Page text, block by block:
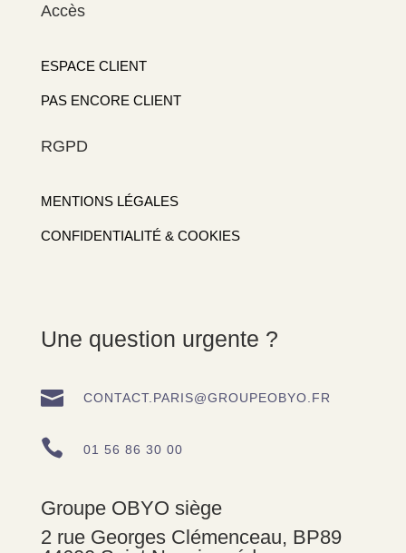
Accès
ESPACE CLIENT
PAS ENCORE CLIENT
RGPD
MENTIONS LÉGALES
CONFIDENTIALITÉ & COOKIES
Une question urgente ?
 CONTACT.PARIS@GROUPEOBYO.FR
 01 56 86 30 00
Groupe OBYO siège
2 rue Georges Clémenceau, BP89